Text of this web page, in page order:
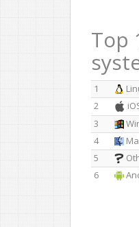
Top
1
2
3
4
5
6